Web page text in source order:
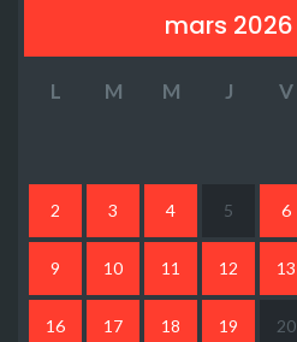
mars 2026
L M M J V
2 3 4 5 6
9 10 11 12 13
16 17 18 19 20